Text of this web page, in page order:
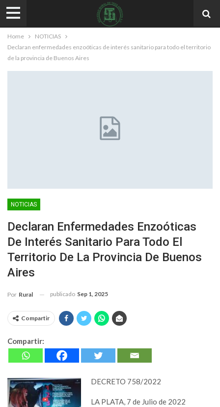
Home
NOTICIAS
Declaran enfermedades enzoóticas de interés sanitario para todo el territorio
de la provincia de Buenos Aires
NOTICIAS
Declaran Enfermedades Enzoóticas
De Interés Sanitario Para Todo El
Territorio De La Provincia De Buenos
Aires
Por Rural publicado Sep 1, 2025
Compartir
Compartir:
DECRETO 758/2022
LA PLATA, 7 de Julio de 2022